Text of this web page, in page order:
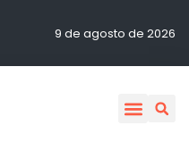
9 de agosto de 2026